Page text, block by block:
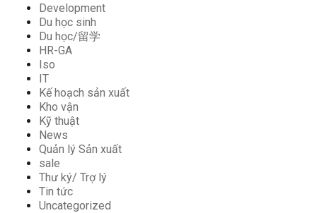
Development
Du học sinh
Du học/留学
HR-GA
Iso
IT
Kế hoạch sản xuất
Kho vận
Kỹ thuật
News
Quản lý Sản xuất
sale
Thư ký/ Trợ lý
Tin tức
Uncategorized